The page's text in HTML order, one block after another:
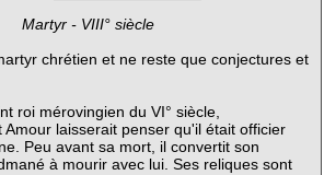
Martyr - VIII° siècle
chrétien et ne reste que conjectures et
roi mérovingien du VI° siècle,
Amour laisserait penser qu'il était officier
Peu avant sa mort, il convertit son
à mourir avec lui. Ses reliques sont